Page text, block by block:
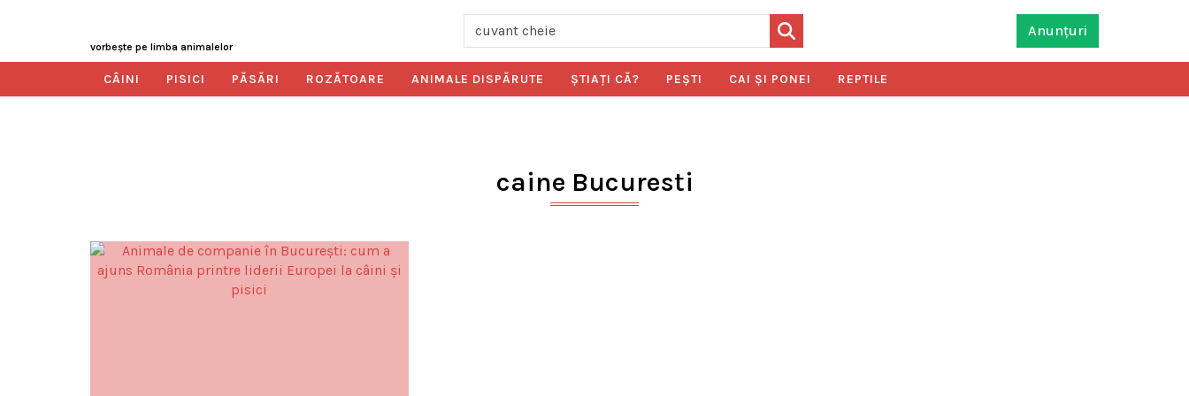
vorbeşte pe limba animalelor
Anunțuri
CÂINI PISICI PĂSĂRI ROZĂTOARE ANIMALE DISPĂRUTE ŞTIAŢI CĂ? PEŞTI CAI ŞI PONEI REPTILE
caine Bucuresti